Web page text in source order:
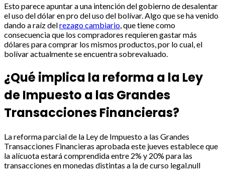
Esto parece apuntar a una intención del gobierno de desalentar
el uso del dólar en pro del uso del bolívar. Algo que se ha venido
dando a raíz delrezago cambiario, que tiene como
consecuencia que los compradores requieren gastar más
dólares para comprar los mismos productos, por lo cual, el
bolívar actualmente se encuentra sobrevaluado.
¿Qué implica la reforma a la Ley
de Impuesto a las Grandes
Transacciones Financieras?
La reforma parcial de la Ley de Impuesto a las Grandes
Transacciones Financieras aprobada este jueves establece que
la alícuota estará comprendida entre 2% y 20% para las
transacciones en monedas distintas a la de curso legal.null